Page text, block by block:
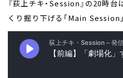
『荻上チキ・Session』の20時台
くり掘り下げる「Main Session」